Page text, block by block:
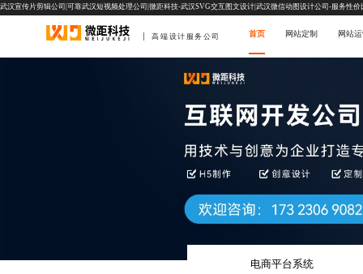
武汉宣传片剪辑公司|可靠武汉短视频处理公司|微距科技-武汉SVG交互图文设计|武汉微信动图设计公司-服务性价
高端设计服务公司 首页 网站定制 网站
电商平台系统